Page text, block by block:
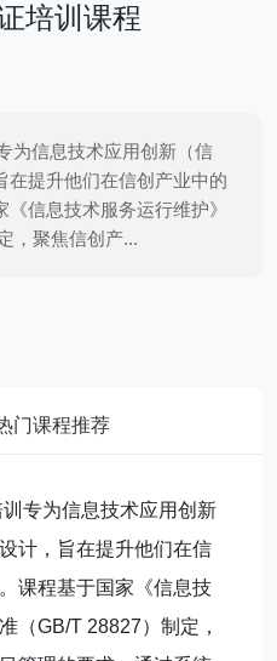
培训课程
为信息技术应用创新（信
在提升他们在信创产业中的
信息技术服务运行维护》
，聚焦信创产...
门课程推荐
专为信息技术应用创新
计，旨在提升他们在信
课程基于国家《信息技
（GB/T 28827）制定，